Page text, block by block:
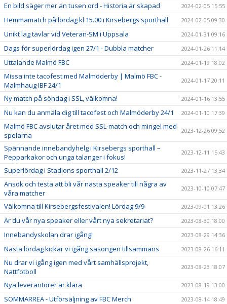
En bild säger mer än tusen ord - Historia är skapad 2024-02-05 15:55
Hemmamatch på lördag kl 15.00 i Kirsebergs sporthall 2024-02-05 09:30
Unikt lag tävlar vid Veteran-SM i Uppsala 2024-01-31 09:16
Dags för superlördag igen 27/1 - Dubbla matcher 2024-01-26 11:14
Uttalande Malmö FBC 2024-01-19 18:02
Missa inte tacofest med Malmöderby | Malmö FBC -
Malmhaug IBF 24/1
2024-01-17 20:11
Ny match på söndag i SSL, välkomna! 2024-01-16 13:55
Nu kan du anmäla dig till tacofest och Malmöderby 24/1 2024-01-10 17:39
Malmö FBC avslutar året med SSL-match och mingel med
spelarna
2023-12-26 09:52
Spännande innebandyhelg i Kirsebergs sporthall –
Pepparkakor och unga talanger i fokus!
2023-12-11 15:43
Superlördag i Stadions sporthall 2/12 2023-11-27 13:34
Ansök och testa att bli vår nästa speaker till några av
våra matcher
2023-10-10 07:47
Välkomna till Kirsebergsfestivalen! Lördag 9/9 2023-09-01 13:26
Är du vår nya speaker eller vårt nya sekretariat? 2023-08-30 18:00
Innebandyskolan drar igång! 2023-08-29 14:36
Nästa lördag kickar vi igång säsongen tillsammans 2023-08-26 16:11
Nu drar vi igång igen med vårt samhällsprojekt,
Nattfotboll
2023-08-23 18:07
Nya leverantörer är klara 2023-08-19 13:00
SOMMARREA - Utförsäljning av FBC Merch 2023-08-14 18:49